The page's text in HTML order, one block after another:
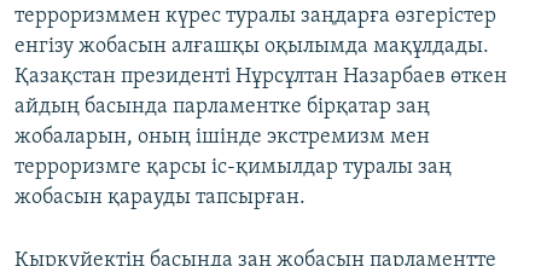
терроризммен күрес туралы заңдарға өзгерістер
енгізу жобасын алғашқы оқылымда мақұлдады.
Қазақстан президенті Нұрсұлтан Назарбаев өткен
айдың басында парламентке бірқатар заң
жобаларын, оның ішінде экстремизм мен
терроризмге қарсы іс-қимылдар туралы заң
жобасын қарауды тапсырған.
Қыркүйектің басында заң жобасын парламентте